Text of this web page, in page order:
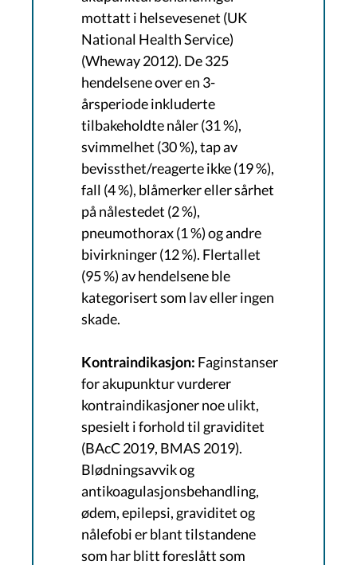
mottatt i helsevesenet (UK
National Health Service)
(Wheway 2012). De 325
hendelsene over en 3-
årsperiode inkluderte
tilbakeholdte nåler (31 %),
svimmelhet (30 %), tap av
bevissthet/reagerte ikke (19 %),
fall (4 %), blåmerker eller sårhet
på nålestedet (2 %),
pneumothorax (1 %) og andre
bivirkninger (12 %). Flertallet
(95 %) av hendelsene ble
kategorisert som lav eller ingen
skade.
Kontraindikasjon: Faginstanser
for akupunktur vurderer
kontraindikasjoner noe ulikt,
spesielt i forhold til graviditet
(BAcC 2019, BMAS 2019).
Blødningsavvik og
antikoagulasjonsbehandling,
ødem, epilepsi, graviditet og
nålefobi er blant tilstandene
som har blitt foreslått som